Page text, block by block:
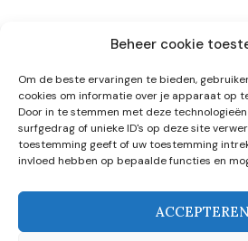
Beheer cookie
Om de beste ervaringen te bieden,
cookies om informatie over je apparaat op
Door in te stemmen met deze
surfgedrag of unieke ID's op deze site
toestemming geeft of uw toestemming
invloed hebben op bepaalde functies en
ACCEPTEREN
De afgelopen tijd brachten we met z’n
eigen huis. Met behulp van onze